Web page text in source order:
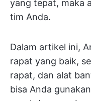
yang tepat, maka
tim Anda.
Dalam artikel ini,
rapat yang baik,
rapat, dan alat
bisa Anda